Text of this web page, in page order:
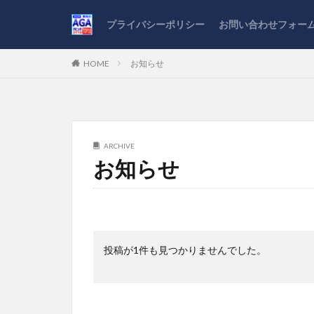
プライバシーポリシー お問い合わせフォー
HOME お知らせ
ARCHIVE
お知らせ
投稿が1件も見つかりませんでした。